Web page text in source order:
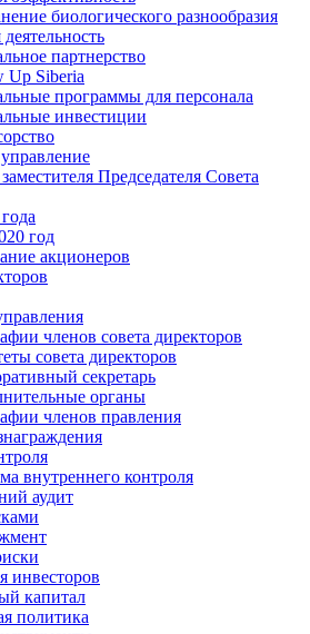
биологического разнообразия
партнерство
Up Siberia
программы для персонала
инвестиции
Председателя Совета
год
акционеров
членов совета директоров
совета директоров
секретарь
органы
членов правления
внутреннего контроля
аудит
инвесторов
капитал
политика